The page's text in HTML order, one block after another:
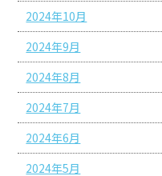
2024年10月
2024年9月
2024年8月
2024年7月
2024年6月
2024年5月